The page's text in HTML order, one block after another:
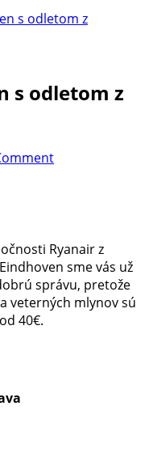
s odletom z
s odletom z
on
z
Bratislavy
už
od
Ryanair z
sme vás už
správu, pretože
veterných mlynov sú
40€.